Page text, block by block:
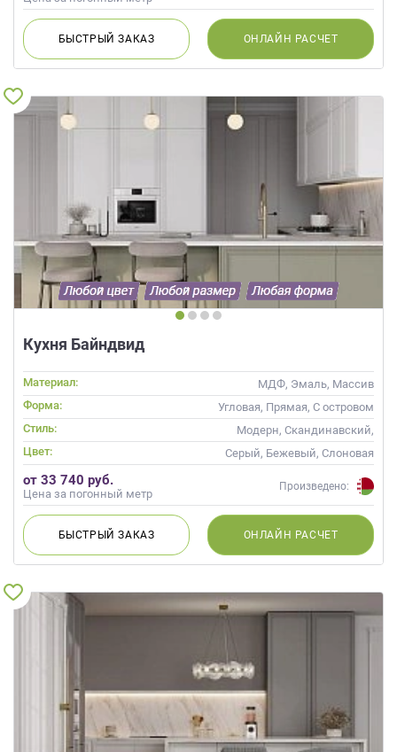
БЫСТРЫЙЗАКАЗ ОНЛАЙН РАСЧЕТ
Кухня Байндвид
Материал:
МДФ, Эмаль, Массив
Форма:
Угловая, Прямая, С островом
Стиль:
Модерн, Скандинавский,
Неоклассика, Современные
Цвет:
Серый, Бежевый, Слоновая
кость, Кремовый
от 33 740 руб.
Цена за погонный метр
Произведено:
БЫСТРЫЙЗАКАЗ ОНЛАЙН РАСЧЕТ